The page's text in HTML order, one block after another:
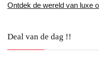
Ontdek de wereld van luxe
Deal van de dag !!